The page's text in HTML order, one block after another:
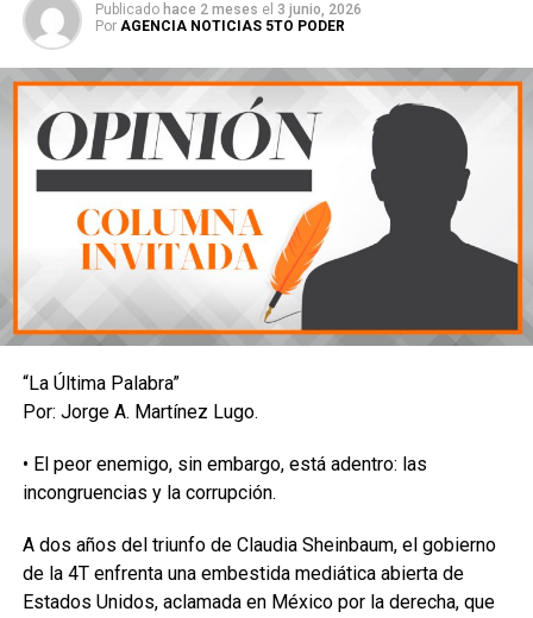
Publicado hace 2 meses el 3 junio, 2026
Por AGENCIA NOTICIAS 5TO PODER
“La Última Palabra”
Por: Jorge A. Martínez Lugo.
• El peor enemigo, sin embargo, está adentro: las
incongruencias y la corrupción.
A dos años del triunfo de Claudia Sheinbaum, el gobierno
de la 4T enfrenta una embestida mediática abierta de
Estados Unidos, aclamada en México por la derecha, que